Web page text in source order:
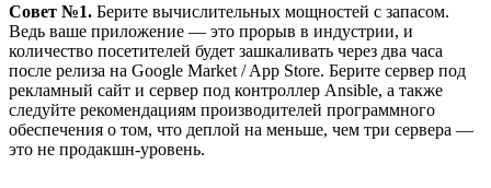
Совет №1. Берите вычислительных мощностей с запасом.
Ведь ваше приложение — это прорыв в индустрии, и
количество посетителей будет зашкаливать через два часа
после релиза на Google Market / App Store. Берите сервер под
рекламный сайт и сервер под контроллер Ansible, а также
следуйте рекомендациям производителей программного
обеспечения о том, что деплой на меньше, чем три сервера —
это не продакшн-уровень.